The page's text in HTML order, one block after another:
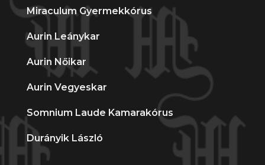
Miraculum Gyermekkórus
Aurin Leánykar
Aurin Nőikar
Aurin Vegyeskar
Somnium Laude Kamarakórus
Durányik László